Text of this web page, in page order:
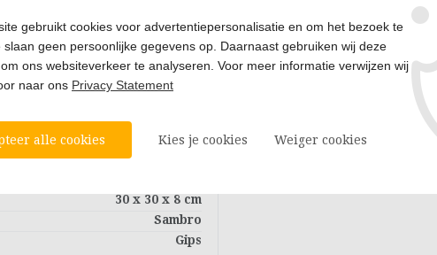
en een zeemeermin
voor de afwerking
van vier figuren
stabiele ondergrond
centraal staan
30 x 30 x 8 cm
Sambro
Gips
gebruikt cookies voor advertentiepersonalisatie en om het bezoek te
slaan geen persoonlijke gegevens op. Daarnaast gebruiken wij deze
ons websiteverkeer te analyseren. Voor meer informatie verwijzen wij
naar ons Privacy Statement
alle cookies Kies je cookies Weiger cookies